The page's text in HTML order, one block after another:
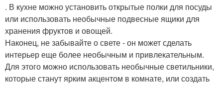
. В кухне можно установить открытые полки для посуды
или использовать необычные подвесные ящики для
хранения фруктов и овощей.
Наконец, не забывайте о свете - он может сделать
интерьер еще более необычным и привлекательным.
Для этого можно использовать необычные светильники,
которые станут ярким акцентом в комнате, или создать